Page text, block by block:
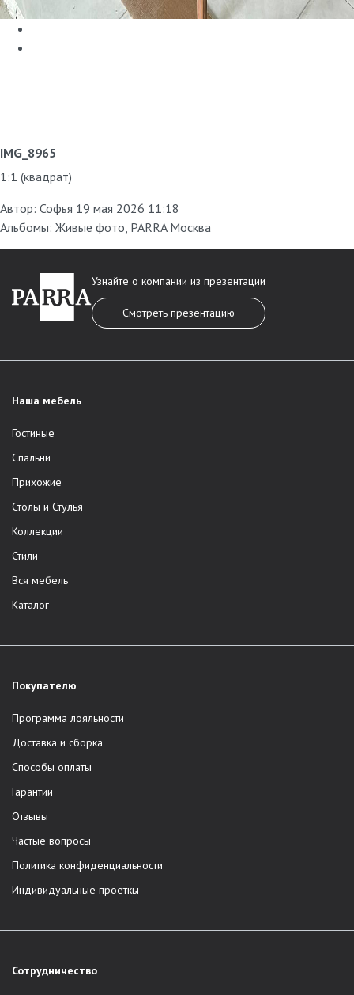
IMG_8965
1:1 (квадрат)
Автор: Софья 19 мая 2026 11:18
Альбомы: Живые фото, PARRA Москва
Наша мебель
Гостиные
Спальни
Прихожие
Столы и Стулья
Коллекции
Стили
Вся мебель
Каталог
Покупателю
Программа лояльности
Доставка и сборка
Способы оплаты
Гарантии
Отзывы
Частые вопросы
Политика конфиденциальности
Индивидуальные проеткы
Сотрудничество
Узнайте о компании из презентации
Смотреть презентацию